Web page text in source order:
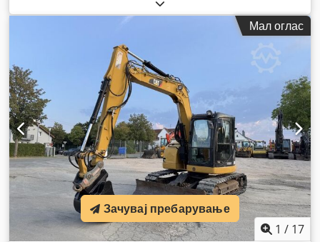
Мал оглас
1 / 17
Зачувај пребарување